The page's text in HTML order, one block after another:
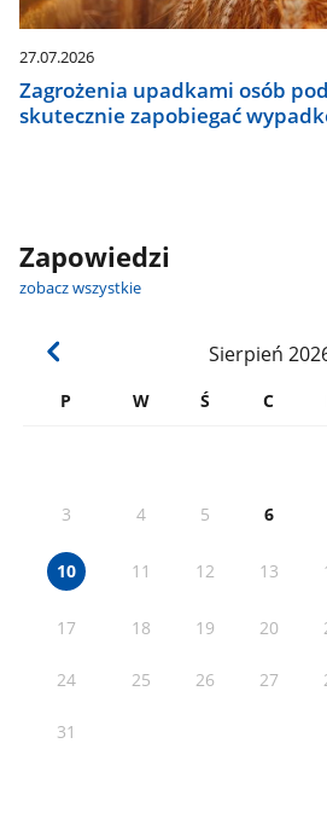
27.07.2026
Zagrożenia upadkami osób
skutecznie zapobiegać
Zapowiedzi
zobacz wszystkie
Sierpień
P W Ś C
3 4 5 6
10 11 12 13
17 18 19 20
24 25 26 27
31